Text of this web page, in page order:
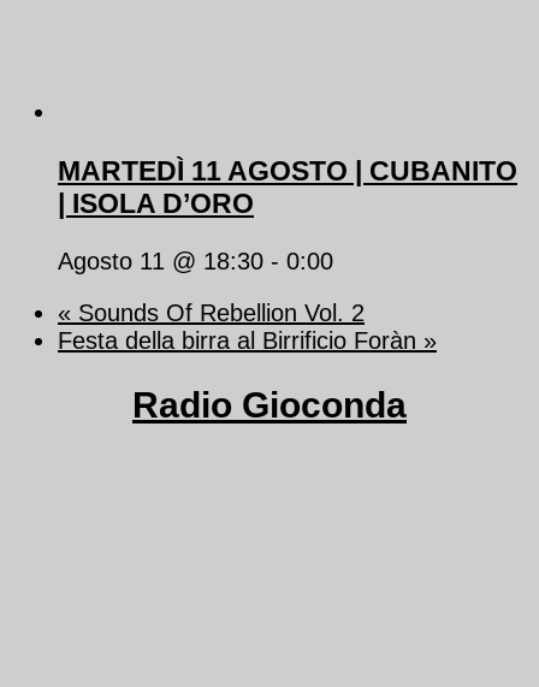
MARTEDÌ 11 AGOSTO | CUBANITO
| ISOLA D’ORO
Agosto 11 @ 18:30 - 0:00
« Sounds Of Rebellion Vol. 2
Festa della birra al Birrificio Foràn »
Radio Gioconda